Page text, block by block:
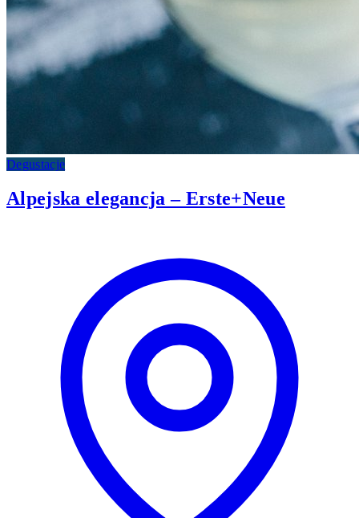
Degustacje
Alpejska elegancja – Erste+Neue